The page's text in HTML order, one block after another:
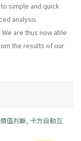
simple and quick
analysis
are thus now able
the results of our
價值判斷, 卡方自動互